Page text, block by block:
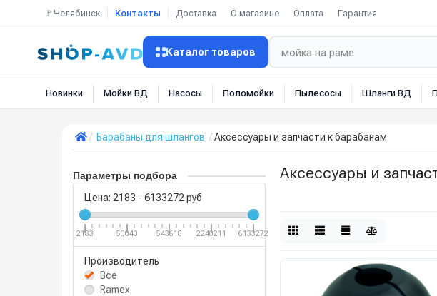
🚩Челябинск Контакты Доставка О магазине Оплата Гарантия
Каталог товаров
Новинки Мойки ВД Насосы Поломойки Пылесосы Шланги ВД
Барабаны для шлангов Аксессуары и запчасти к барабанам
Параметры подбора
Цена: 2183 - 6133272 руб
2183 50040 543618 2240211 6133272
Производитель
Все
Ramex
Аксессуары и